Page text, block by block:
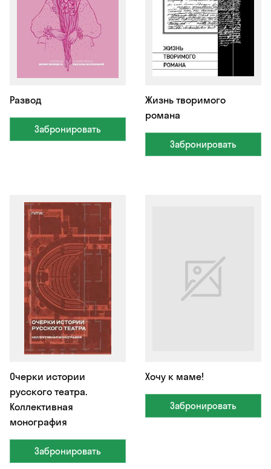
Развод
Забронировать
Жизнь творимого
романа
Забронировать
Очерки истории
русского театра.
Коллективная
монография
Забронировать
Хочу к маме!
Забронировать